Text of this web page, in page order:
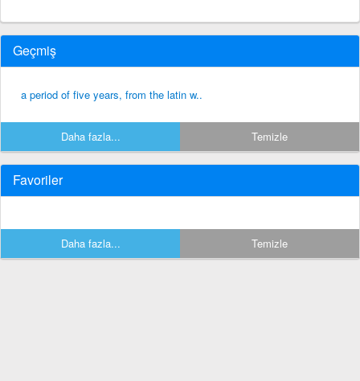
Geçmiş
a period of five years, from the latin w..
Daha fazla... Temizle
Favoriler
Daha fazla... Temizle